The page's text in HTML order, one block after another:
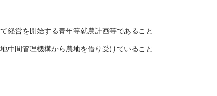
経営を開始する青年等就農計画等であること
中間管理機構から農地を借り受けていること